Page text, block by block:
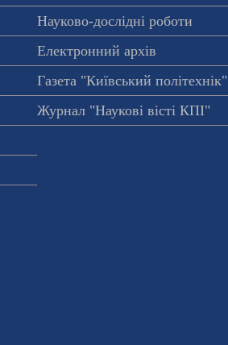
Науково-дослідні роботи
Електронний архів
Газета "Київський політехнік"
Журнал "Наукові вісті КПІ"